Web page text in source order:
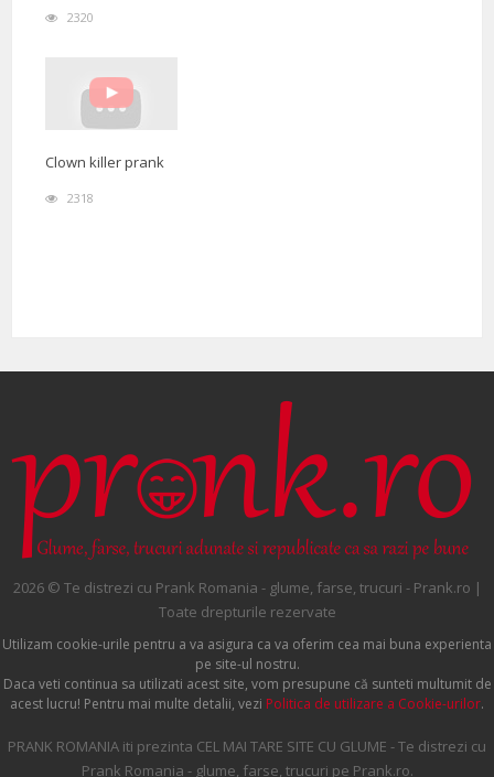
2320
Clown killer prank
2318
2026 © Te distrezi cu Prank Romania - glume, farse, trucuri - Prank.ro |
Toate drepturile rezervate
Utilizam cookie-urile pentru a va asigura ca va oferim cea mai buna experienta
pe site-ul nostru.
Daca veti continua sa utilizati acest site, vom presupune că sunteti multumit de
acest lucru! Pentru mai multe detalii, vezi Politica de utilizare a Cookie-urilor.
PRANK ROMANIA iti prezinta CEL MAI TARE SITE CU GLUME - Te distrezi cu
Prank Romania - glume, farse, trucuri pe Prank.ro.